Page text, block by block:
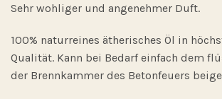
Sehr wohliger und angenehmer Duft.
100% naturreines ätherisches Öl in
Qualität. Kann bei Bedarf einfach dem
der Brennkammer des Betonfeuers